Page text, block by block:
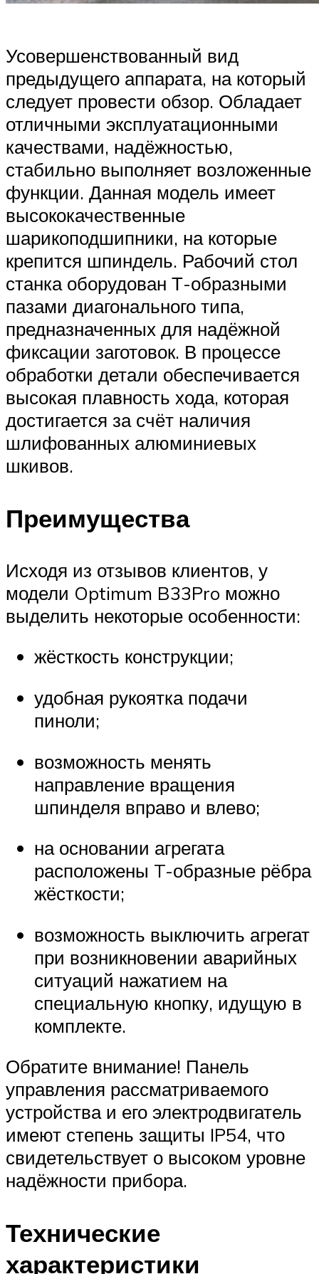
Усовершенствованный вид
предыдущего аппарата, на который
следует провести обзор. Обладает
отличными эксплуатационными
качествами, надёжностью,
стабильно выполняет возложенные
функции. Данная модель имеет
высококачественные
шарикоподшипники, на которые
крепится шпиндель. Рабочий стол
станка оборудован Т-образными
пазами диагонального типа,
предназначенных для надёжной
фиксации заготовок. В процессе
обработки детали обеспечивается
высокая плавность хода, которая
достигается за счёт наличия
шлифованных алюминиевых
шкивов.
Преимущества
Исходя из отзывов клиентов, у
модели Optimum B33Pro можно
выделить некоторые особенности:
жёсткость конструкции;
удобная рукоятка подачи
пиноли;
возможность менять
направление вращения
шпинделя вправо и влево;
на основании агрегата
расположены T-образные рёбра
жёсткости;
возможность выключить агрегат
при возникновении аварийных
ситуаций нажатием на
специальную кнопку, идущую в
комплекте.
Обратите внимание! Панель
управления рассматриваемого
устройства и его электродвигатель
имеют степень защиты IP54, что
свидетельствует о высоком уровне
надёжности прибора.
Технические
характеристики